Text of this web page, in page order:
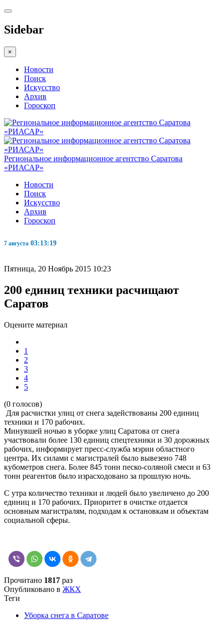
Sidebar
×
Новости
Поиск
Искусство
Архив
Гороскоп
Региональное информационное агентство Саратова
«РИАСАР»
Новости
Поиск
Искусство
Архив
Гороскоп
7 августа 03:13:19
Пятница, 20 Ноябрь 2015 10:23
200 единиц техники расчищают
Саратов
Оцените материал
1
2
3
4
5
(0 голосов)
Для расчистки улиц от снега задействованы 200 единиц
техники и 170 рабочих.
Минувшей ночью в уборке улиц Саратова от снега
участвовали более 130 единиц спецтехники и 30 дорожных
рабочих, информирует пресс-служба мэрии областного
центра. Их силами с магистралей было вывезено 748
кубометров снега. Более 845 тонн песко-соляной смеси и 63
тонн реагентов было израсходовано за прошлую ночь.
С утра количество техники и людей было увеличено до 200
единиц и 170 рабочих. Приоритет в очистке отдается
основным магистралям, подходам к остановкам и объектам
социальной сферы.
Прочитано 1817 раз
Опубликовано в ЖКХ
Теги
Уборка снега в Саратове